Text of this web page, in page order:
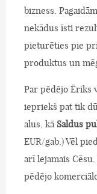
bizness.
nekādus īsti
pieturēties pie
produktus un
Par pēdējo Ēriks
iepriekš pat tik
alus, kā Saldus
EUR/gab.) Vēl
arī lejamais
pēdējo